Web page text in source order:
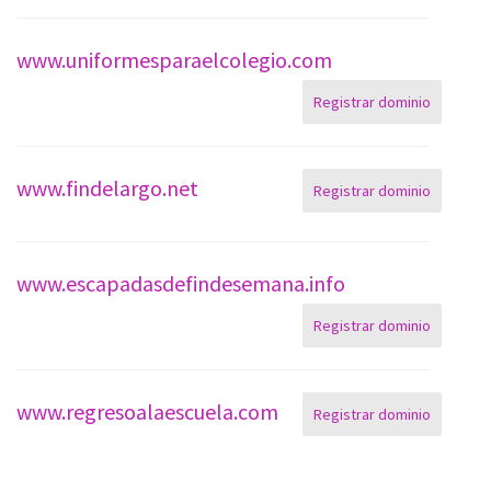
www.uniformesparaelcolegio.com
Registrar dominio
www.findelargo.net Registrar dominio
www.escapadasdefindesemana.info
Registrar dominio
www.regresoalaescuela.com Registrar dominio